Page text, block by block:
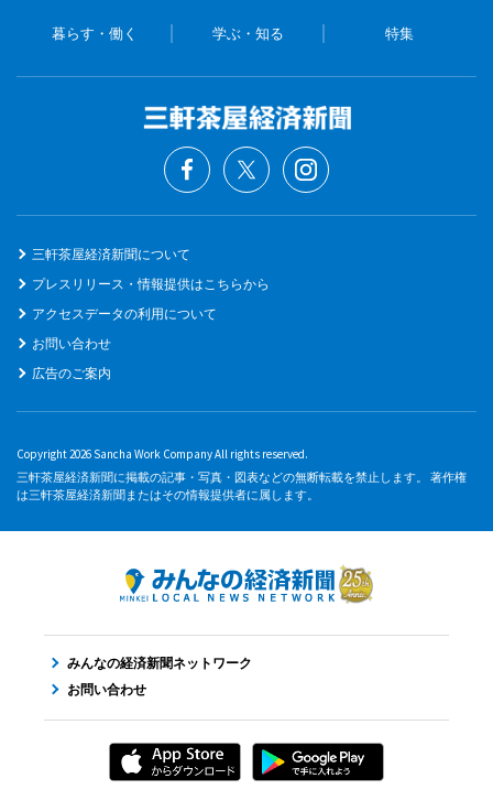
暮らす・働く 学ぶ・知る 特集
三軒茶屋経済新聞について
プレスリリース・情報提供はこちらから
アクセスデータの利用について
お問い合わせ
広告のご案内
Copyright 2026 Sancha Work Company All rights reserved.
三軒茶屋経済新聞に掲載の記事・写真・図表などの無断転載を禁止します。 著作権
は三軒茶屋経済新聞またはその情報提供者に属します。
みんなの経済新聞ネットワーク
お問い合わせ